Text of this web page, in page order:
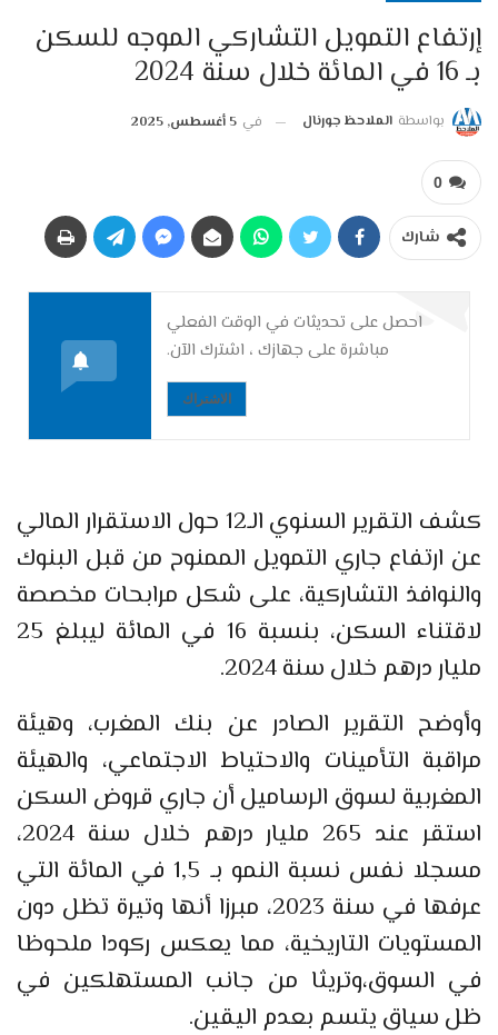
إرتفاع التمويل التشاركي الموجه للسكن
بـ 16 في المائة خلال سنة 2024
بواسطة الملاحظ جورنال في 5 أغسطس, 2025
0
شارك
احصل على تحديثات في الوقت الفعلي
مباشرة على جهازك ، اشترك الآن.
الاشتراك
كشف التقرير السنوي الـ12 حول الاستقرار المالي
عن ارتفاع جاري التمويل الممنوح من قبل البنوك
والنوافذ التشاركية، على شكل مرابحات مخصصة
لاقتناء السكن، بنسبة 16 في المائة ليبلغ 25
مليار درهم خلال سنة 2024.
وأوضح التقرير الصادر عن بنك المغرب، وهيئة
مراقبة التأمينات والاحتياط الاجتماعي، والهيئة
المغربية لسوق الرساميل أن جاري قروض السكن
استقر عند 265 مليار درهم خلال سنة 2024،
مسجلا نفس نسبة النمو بـ 1,5 في المائة التي
عرفها في سنة 2023، مبرزا أنها وتيرة تظل دون
المستويات التاريخية، مما يعكس ركودا ملحوظا
في السوق،وتريثا من جانب المستهلكين في
ظل سياق يتسم بعدم اليقين.